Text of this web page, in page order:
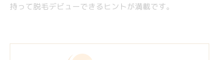
持って脱毛デビューできるヒントが満載です。